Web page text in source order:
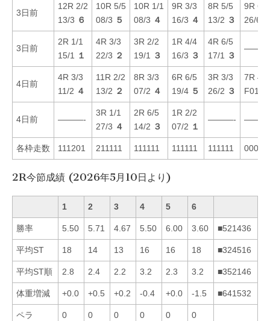
3日前
12R 2/2
13/3 ６
10R 5/5
08/3 ５
10R 1/1
08/3 ４
9R 3/3
16/3 ４
8R 5/5
13/2 ３
9R 6/6
26/6
3日前
2R 1/1
15/1
１
4R 3/3
22/3 ２
3R 2/2
19/1
３
1R 4/4
16/3 ３
4R 6/5
17/1
３
4日前
4R 3/3
11/2 ４
11R 2/2
13/2 ２
8R 3/3
07/2 ４
6R 6/5
19/4 ５
3R 3/3
26/2 ３
7R 4/4
F01/1
4日前 ———-
3R 1/1
27/3 ４
2R 6/5
14/2 ３
1R 2/2
07/2 １
———-
各枠走数 111201 211111 111111 111111 111111
2R今節成績 (2026年5月10日より)
1 2 3 4 5 6
勝率 5.50 5.71 4.67 5.50 6.00 3.60 ■521436
平均ST 18 14 13 16 16 18 ■324516
平均ST順 2.8 2.4 2.2 3.2 2.3 3.2 ■352146
体重増減 +0.0 +0.5 +0.2 -0.4 +0.0 -1.5 ■641532
ペラ 0 0 0 0 0 0